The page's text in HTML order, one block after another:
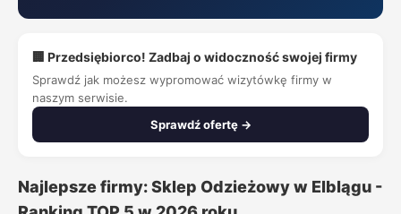
🏢 Przedsiębiorco! Zadbaj o widoczność swojej firmy
Sprawdź jak możesz wypromować wizytówkę firmy w
naszym serwisie.
Sprawdź ofertę →
Najlepsze firmy: Sklep Odzieżowy w Elblągu -